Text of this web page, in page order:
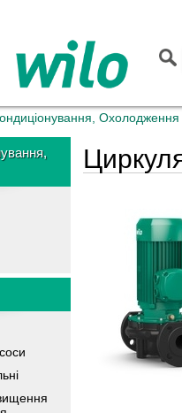
Охолодження